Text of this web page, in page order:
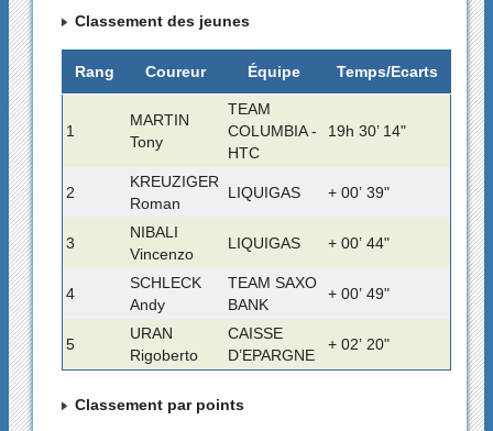
Classement des jeunes
Rang Coureur Équipe Temps/Ecarts
1
MARTIN
Tony
TEAM
COLUMBIA -
HTC
19h 30’ 14"
2
KREUZIGER
Roman
LIQUIGAS + 00’ 39"
3
NIBALI
Vincenzo
LIQUIGAS + 00’ 44"
4
SCHLECK
Andy
TEAM SAXO
BANK
+ 00’ 49"
5
URAN
Rigoberto
CAISSE
D’EPARGNE
+ 02’ 20"
Classement par points